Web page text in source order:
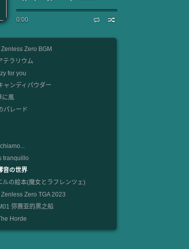
0:00
Zero BGM
テラリウム
for you
ャンディパウダー
に風
パレード
tranquillo
音の世界
の絵本(魔女とラフレンツェ)
Zero TGA 2023
弥赛亚的黑之船
Horde